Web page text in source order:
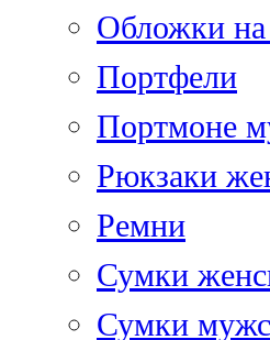
Обложки на
Портфели
Портмоне
Рюкзаки
Ремни
Сумки
Сумки